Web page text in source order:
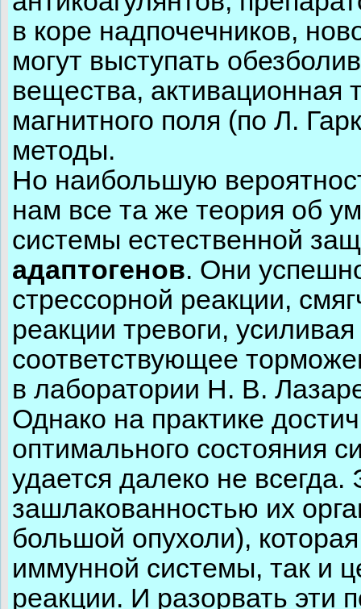
в коре надпочечников,
могут выступать
вещества, активационная
магнитного поля (по Л.
методы.
Но наибольшую
нам все та же теория об
системы естественной
адаптогенов. Они
стрессорной реакции,
реакции тревоги,
соответствующее
в лаборатории Н. В.
Однако на практике
оптимального состояния
удается далеко не
зашлакованностью их
большой опухоли),
иммунной системы, так и
реакции. И разорвать эти